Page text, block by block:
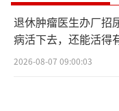
退休肿瘤医生办厂招
病活下去，还能活得
2026-08-07 09:00:03